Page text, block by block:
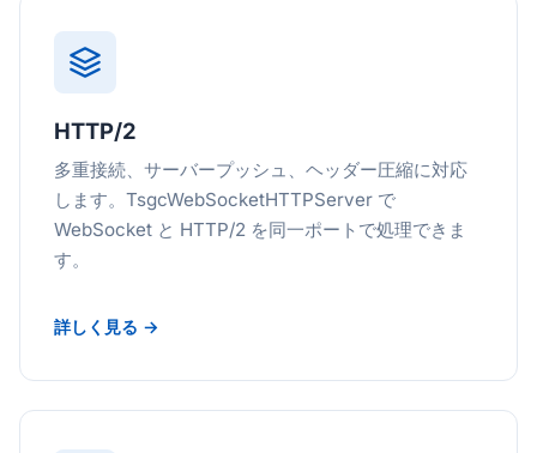
HTTP/2
多重接続、サーバープッシュ、ヘッダー圧縮に対応
します。TsgcWebSocketHTTPServer で
WebSocket と HTTP/2 を同一ポートで処理できま
す。
詳しく見る →